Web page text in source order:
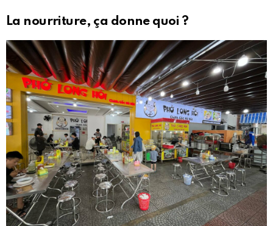
La nourriture, ça donne quoi ?